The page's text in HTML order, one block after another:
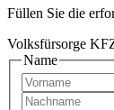
Füllen Sie die
Volksfürsorge
Name